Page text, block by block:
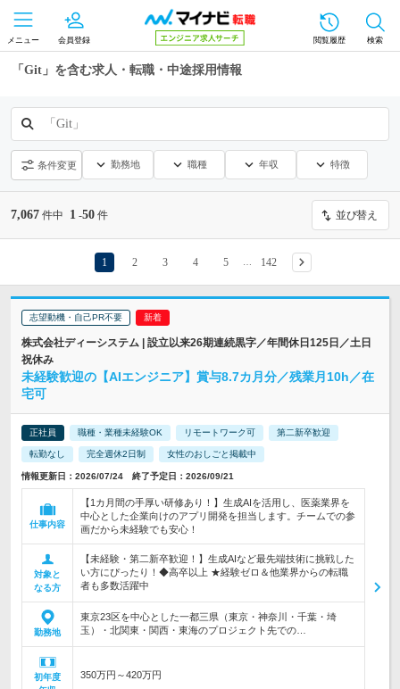
メニュー 会員登録 閲覧履歴 検索
「Git」を含む求人・転職・中途採用情報
「Git」
条件変更 勤務地 職種 年収 特徴
7,067 件中 1 -50 件 並び替え
1 2 3 4 5 142
志望動機・自己PR不要
株式会社ディーシステム | 設立以来26期連続黒字／年間休日125日／土日
祝休み
未経験歓迎の【AIエンジニア】賞与8.7カ月分／残業月10h／在
宅可
正社員 職種・業種未経験OK リモートワーク可 第二新卒歓迎
転勤なし 完全週休2日制 女性のおしごと掲載中
情報更新日：2026/07/24 終了予定日：2026/09/21
仕事内容
【1カ月間の手厚い研修あり！】生成AIを活用し、医薬業界を
中心とした企業向けのアプリ開発を担当します。チームでの参
画だから未経験でも安心！
対象と
なる方
【未経験・第二新卒歓迎！】生成AIなど最先端技術に挑戦した
い方にぴったり！◆高卒以上 ★経験ゼロ＆他業界からの転職
者も多数活躍中
勤務地
東京23区を中心とした一都三県（東京・神奈川・千葉・埼
玉）・北関東・関西・東海のプロジェクト先での…
初年度
350万円～420万円